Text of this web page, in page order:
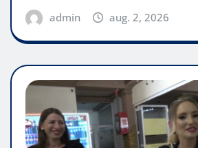
admin aug. 2, 2026